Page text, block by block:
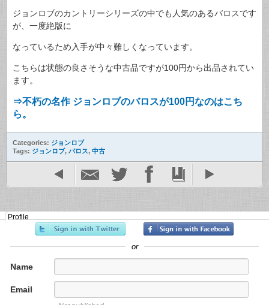
ジョンロブのカントリーシリーズの中でも人気のあるバロスです
が、一度絶版に
なっているため入手が中々難しくなっています。
こちらは状態の良さそうな中古品ですが100円から出品されてい
ます。
⇒不朽の名作 ジョンロブのバロスが100円なのはこち
ら。
Categories: ジョンロブ
Tags: ジョンロブ, バロス, 中古
Profile
or
Name
Email